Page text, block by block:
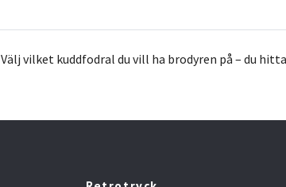
Välj vilket kuddfodral du vill ha brodyren på – du